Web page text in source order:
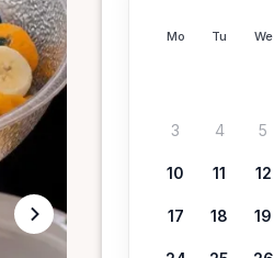
Mo Tu We
3 4 5
10 11 12
17 18 19